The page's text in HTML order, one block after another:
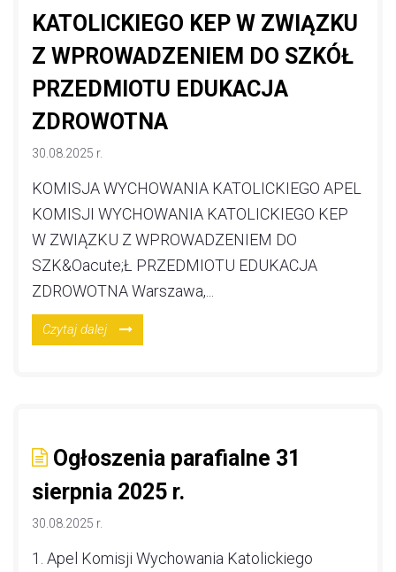
KATOLICKIEGO KEP W ZWIĄZKU
Z WPROWADZENIEM DO SZKÓŁ
PRZEDMIOTU EDUKACJA
ZDROWOTNA
30.08.2025 r.
KOMISJA WYCHOWANIA KATOLICKIEGO APEL
KOMISJI WYCHOWANIA KATOLICKIEGO KEP
W ZWIĄZKU Z WPROWADZENIEM DO
SZK&Oacute;Ł PRZEDMIOTU EDUKACJA
ZDROWOTNA Warszawa,...
Czytaj dalej
Ogłoszenia parafialne 31
sierpnia 2025 r.
30.08.2025 r.
1. Apel Komisji Wychowania Katolickiego